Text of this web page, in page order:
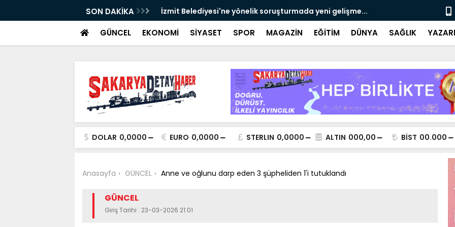
SON DAKİKA İzmit Belediyesi'ne yönelik soruşturmada yeni gelişme... Çalışma,
GÜNCEL EKONOMİ SİYASET SPOR MAGAZİN EĞİTİM DÜNYA SAĞLIK
DOLAR 0,0000 EURO 0,0000 STERLIN 0,0000 ALTIN 000,00 BİST 00.000
Anasayfa GÜNCEL Anne ve oğlunu darp eden 3 şüpheliden 1'i tutuklandı
GÜNCEL
Giriş Tarihi : 23-03-2026 21:01